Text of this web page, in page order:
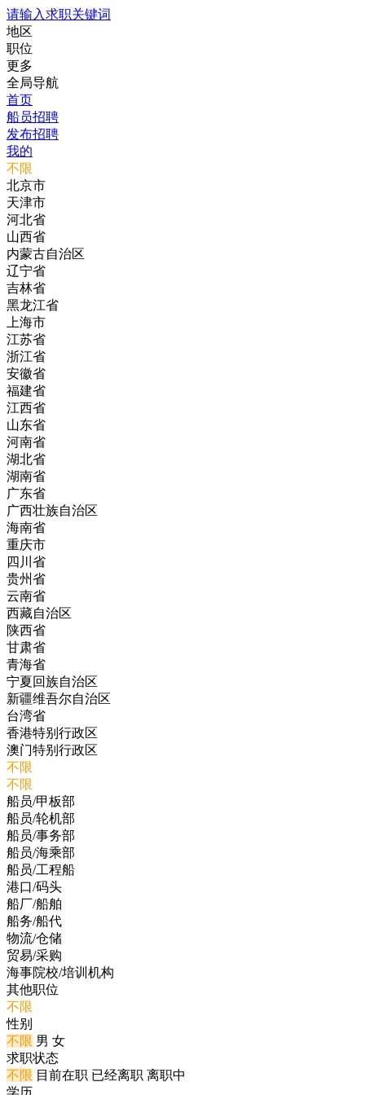
请输入求职关键词
地区
职位
更多
全局导航
首页
船员招聘
发布招聘
我的
不限
北京市
天津市
河北省
山西省
内蒙古自治区
辽宁省
吉林省
黑龙江省
上海市
江苏省
浙江省
安徽省
福建省
江西省
山东省
河南省
湖北省
湖南省
广东省
广西壮族自治区
海南省
重庆市
四川省
贵州省
云南省
西藏自治区
陕西省
甘肃省
青海省
宁夏回族自治区
新疆维吾尔自治区
台湾省
香港特别行政区
澳门特别行政区
不限
不限
船员/甲板部
船员/轮机部
船员/事务部
船员/海乘部
船员/工程船
港口/码头
船厂/船舶
船务/船代
物流/仓储
贸易/采购
海事院校/培训机构
其他职位
不限
性别
不限 男 女
求职状态
不限 目前在职 已经离职 离职中
学历